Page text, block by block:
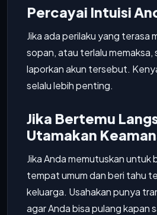
Percayai Intuisi
Jika ada perilaku yang terasa
sopan, atau terlalu memaksa,
laporkan akun tersebut.
selalu lebih penting.
Jika Bertemu
Utamakan
Jika Anda memutuskan untuk
tempat umum dan beri tahu
keluarga. Usahakan punya
agar Anda bisa pulang kapan